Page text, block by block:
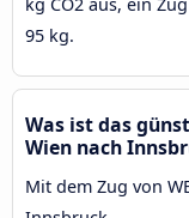
95 kg.
Was ist das
Wien nach
Mit dem Zug von